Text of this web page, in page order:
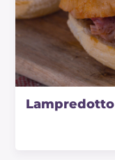
Lampredotto